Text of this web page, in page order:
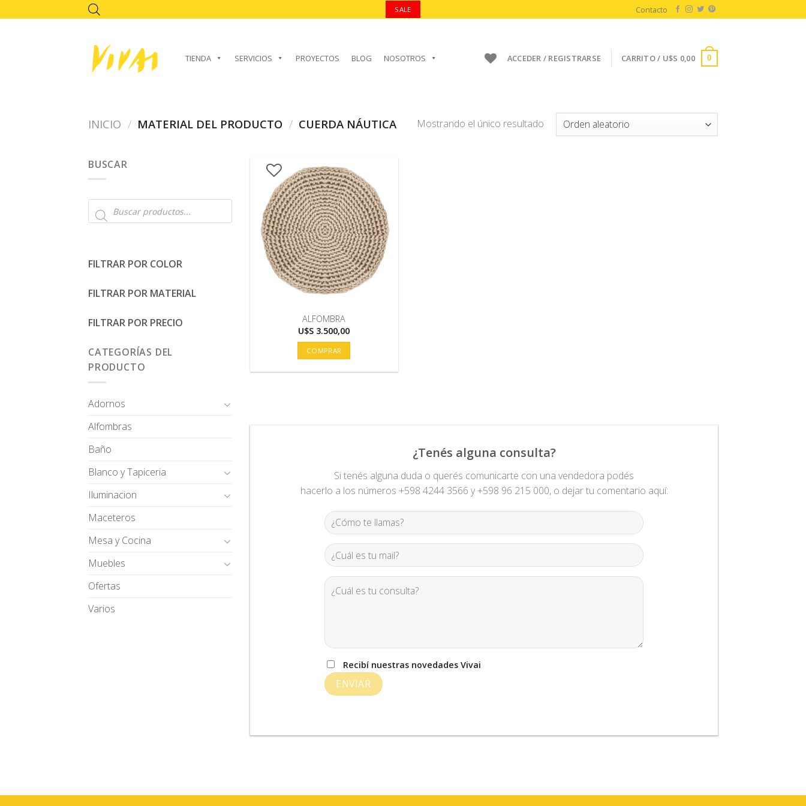
to
SALE Contacto
TIENDA SERVICIOS PROYECTOS BLOG NOSOTROS ACCEDER / REGISTRARSE CARRITO / U$S 0,00 0
INICIO / MATERIAL DEL PRODUCTO / CUERDA NÁUTICA Mostrando el único resultado
BUSCAR
Búsqueda
de
FILTRAR POR COLOR
FILTRAR POR MATERIAL
FILTRAR POR PRECIO
CATEGORÍAS DEL
PRODUCTO
Adornos
Alfombras
Baño
Blanco y Tapiceria
Iluminacion
Maceteros
Mesa y Cocina
Muebles
Ofertas
Varios
ALFOMBRA
U$S 3.500,00
COMPRAR
¿Tenés alguna consulta?
Si tenés alguna duda o querés comunicarte con una vendedora podés
hacerlo a los números +598 4244 3566 y +598 96 215 000, o dejar tu comentario aquí:
Recibí nuestras novedades Vivai